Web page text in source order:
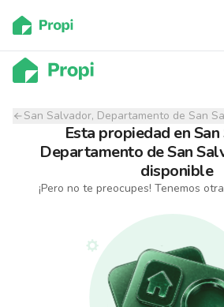
San Salvador, Departamento de San
Esta propiedad en
Departamento de San
disponible
¡Pero no te preocupes! Tenemos